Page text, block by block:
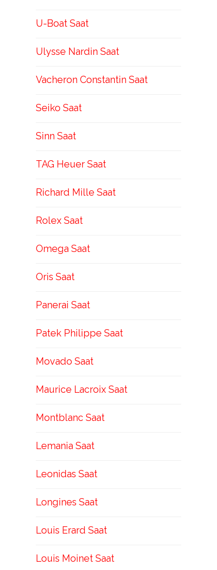
U-Boat Saat
Ulysse Nardin Saat
Vacheron Constantin Saat
Seiko Saat
Sinn Saat
TAG Heuer Saat
Richard Mille Saat
Rolex Saat
Omega Saat
Oris Saat
Panerai Saat
Patek Philippe Saat
Movado Saat
Maurice Lacroix Saat
Montblanc Saat
Lemania Saat
Leonidas Saat
Longines Saat
Louis Erard Saat
Louis Moinet Saat